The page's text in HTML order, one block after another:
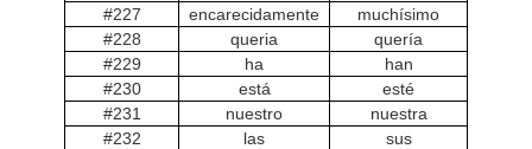
#227
encarecidamente
muchísimo
#228
queria
quería
#229
ha
han
#230
está
esté
#231
nuestro
nuestra
#232
las
sus